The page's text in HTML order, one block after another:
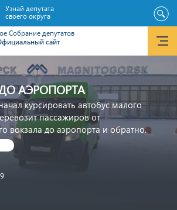
Cобрание депутатов
сайт
Узнай депутата
своего округа
АЭРОПОРТА
курсировать автобус малого
пассажиров от
вокзала до аэропорта и обратно.